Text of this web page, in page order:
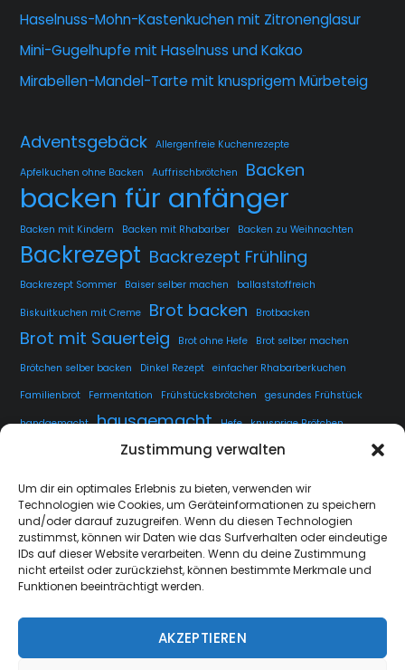
Zustimmung verwalten
Um dir ein optimales Erlebnis zu bieten, verwenden wir
Technologien wie Cookies, um Geräteinformationen zu speichern
und/oder darauf zuzugreifen. Wenn du diesen Technologien
zustimmst, können wir Daten wie das Surfverhalten oder eindeutige
IDs auf dieser Website verarbeiten. Wenn du deine Zustimmung
nicht erteilst oder zurückziehst, können bestimmte Merkmale und
Funktionen beeinträchtigt werden.
AKZEPTIEREN
Haselnuss-Mohn-Kastenkuchen mit Zitronenglasur
Mini-Gugelhupfe mit Haselnuss und Kakao
Mirabellen-Mandel-Tarte mit knusprigem Mürbeteig
Adventsgebäck Allergenfreie Kuchenrezepte
Apfelkuchen ohne Backen Auffrischbrötchen Backen
backen für anfänger
Backen mit Kindern Backen mit Rhabarber Backen zu Weihnachten
Backrezept Backrezept Frühling
Backrezept Sommer Baiser selber machen ballaststoffreich
Biskuitkuchen mit Creme Brot backen Brotbacken
Brot mit Sauerteig Brot ohne Hefe
Brot selber machen
Brötchen selber backen
Dinkel Rezept
einfacher Rhabarberkuchen
Familienbrot
Fermentation Frühstücksbrötchen gesundes Frühstück
handgemacht hausgemacht Hefe knusprige Brötchen
kuchen lange Teigführung Langzeitführung
Sauerteig
Sauerteig fermentieren Sauerteig Rezept selbstgemacht Sesam
Weissbrot
Übernachtgare